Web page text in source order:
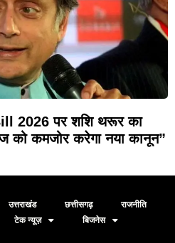
2026 पर शशि थरूर का
को कमजोर करेगा नया कानून”
उत्तराखंड छत्तीसगढ़
राजनीति
टेक न्यूज़ बिजनेस